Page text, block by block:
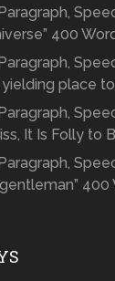
400
place to
It Is Folly to
400